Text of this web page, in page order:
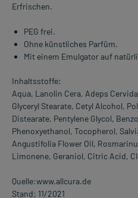
Erfrischen.
PEG frei.
Ohne künstliches Parfüm.
Mit einem Emulgator auf
Inhaltsstoffe:
Aqua, Lanolin Cera, Adeps
Glyceryl Stearate, Cetyl Alcohol,
Distearate, Pentylene Glycol,
Phenoxyethanol, Tocopherol,
Angustifolia Flower Oil,
Limonene, Geraniol, Citric Acid,
Quelle:www.allcura.de
Stand: 11/2021